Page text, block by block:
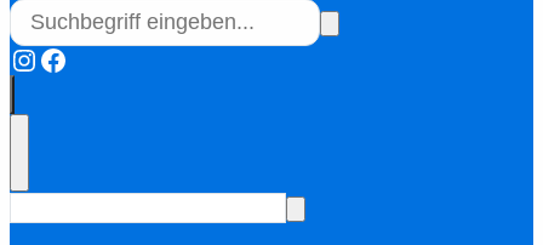
Instagram
Facebook